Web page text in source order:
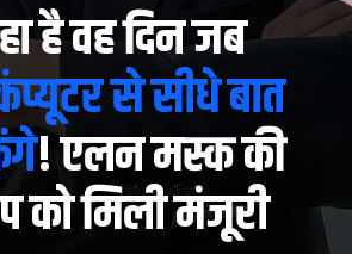
है वह दिन जब
से सीधे बात
! एलन मस्क की
को मिली मंजूरी